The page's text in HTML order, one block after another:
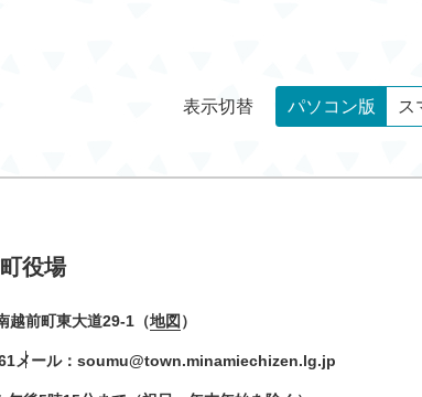
表示切替 パソコン版 ス
役場
前町東大道29-1（地図 ）
メール： soumu@town.minamiechizen.lg.jp